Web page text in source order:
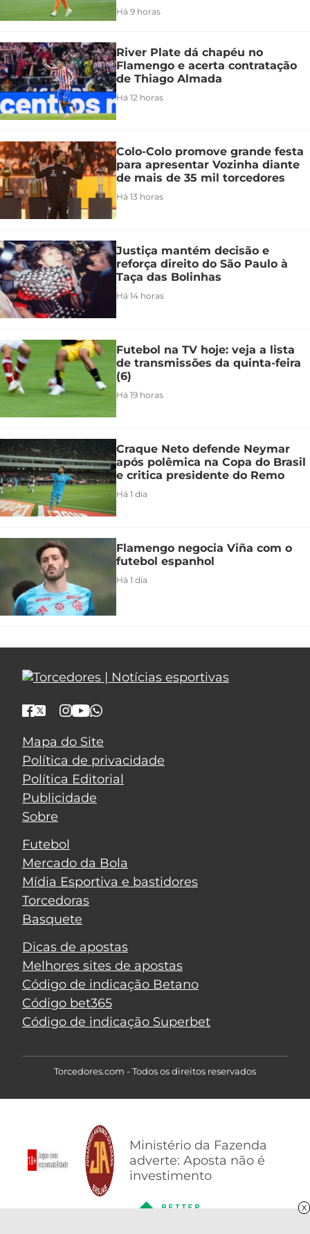
X
Há 9 horas
River Plate dá chapéu no
Flamengo e acerta contratação
de Thiago Almada
Há 12 horas
Colo-Colo promove grande festa
para apresentar Vozinha diante
de mais de 35 mil torcedores
Há 13 horas
Justiça mantém decisão e
reforça direito do São Paulo à
Taça das Bolinhas
Há 14 horas
Futebol na TV hoje: veja a lista
de transmissões da quinta-feira
(6)
Há 19 horas
Craque Neto defende Neymar
após polêmica na Copa do Brasil
e critica presidente do Remo
Há 1 dia
Flamengo negocia Viña com o
futebol espanhol
Há 1 dia
Mapa do Site
Política de privacidade
Política Editorial
Publicidade
Sobre
Futebol
Mercado da Bola
Mídia Esportiva e bastidores
Torcedoras
Basquete
Dicas de apostas
Melhores sites de apostas
Código de indicação Betano
Código bet365
Código de indicação Superbet
Torcedores.com - Todos os direitos reservados
Ministério da Fazenda
adverte: Aposta não é
investimento